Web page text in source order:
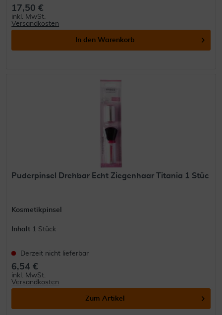
17,50 €
inkl. MwSt.
Versandkosten
In den Warenkorb
Puderpinsel Drehbar Echt Ziegenhaar Titania 1 Stüc
Kosmetikpinsel
Inhalt 1 Stück
Derzeit nicht lieferbar
6,54 €
inkl. MwSt.
Versandkosten
Zum Artikel